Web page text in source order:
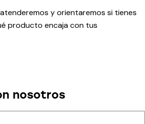
y orientaremos si tienes
producto encaja con tus
nosotros